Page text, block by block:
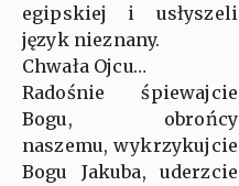
egipskiej i usłyszeli
język nieznany.
Chwała Ojcu…
Radośnie śpiewajcie
Bogu, obrońcy
naszemu, wykrzykujcie
Bogu Jakuba, uderzcie